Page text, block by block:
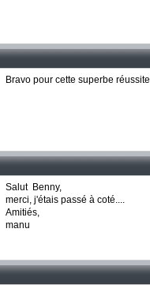
Bravo pour cette superbe
Salut Benny,
merci, j'étais passé à coté....
Amitiés,
manu